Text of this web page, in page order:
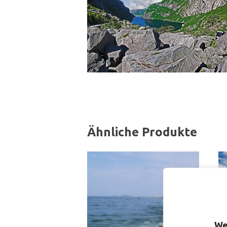
Ähnliche Produkte